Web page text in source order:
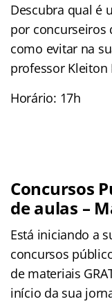
Descubra qual é
por concurseiros
como evitar na
professor Kleiton
Horário: 17h
Concursos
de aulas –
Está iniciando a
concursos
de materiais
início da sua